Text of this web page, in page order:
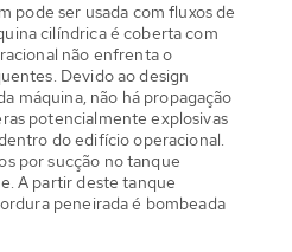
pode ser usada com fluxos de
cilíndrica é coberta com
não enfrenta o
Devido ao design
máquina, não há propagação
potencialmente explosivas
do edifício operacional.
por sucção no tanque
A partir deste tanque
peneirada é bombeada